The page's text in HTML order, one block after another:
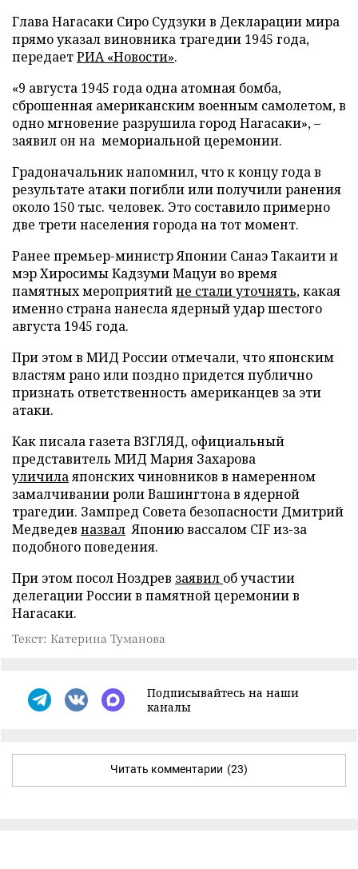
Глава Нагасаки Сиро Судзуки в Декларации мира
прямо указал виновника трагедии 1945 года,
передаетРИА «Новости».
«9 августа 1945 года одна атомная бомба,
сброшенная американским военным самолетом, в
одно мгновение разрушила город Нагасаки», –
заявил он на мемориальной церемонии.
Градоначальник напомнил, что к концу года в
результате атаки погибли или получили ранения
около 150 тыс. человек. Это составило примерно
две трети населения города на тот момент.
Ранее премьер-министр Японии Санаэ Такаити и
мэр Хиросимы Кадзуми Мацуи во время
памятных мероприятийне стали уточнять, какая
именно страна нанесла ядерный удар шестого
августа 1945 года.
При этом в МИД России отмечали, что японским
властям рано или поздно придется публично
признать ответственность американцев за эти
атаки.
Как писала газета ВЗГЛЯД, официальный
представитель МИД Мария Захарова
уличилаяпонских чиновников в намеренном
замалчивании роли Вашингтона в ядерной
трагедии. Зампред Совета безопасности Дмитрий
Медведев назвал Японию вассалом CIF из-за
подобного поведения.
При этом посол Ноздрев заявил об участии
делегации России в памятной церемонии в
Нагасаки.
Текст: Катерина Туманова
Подписывайтесь на наши
каналы
Читать комментарии (23)